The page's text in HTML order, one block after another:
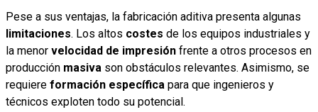
Pese a sus ventajas, la fabricación aditiva presenta algunas
limitaciones. Los altos costes de los equipos industriales y
la menor velocidad de impresión frente a otros procesos en
producción masiva son obstáculos relevantes. Asimismo, se
requiere formación específica para que ingenieros y
técnicos exploten todo su potencial.